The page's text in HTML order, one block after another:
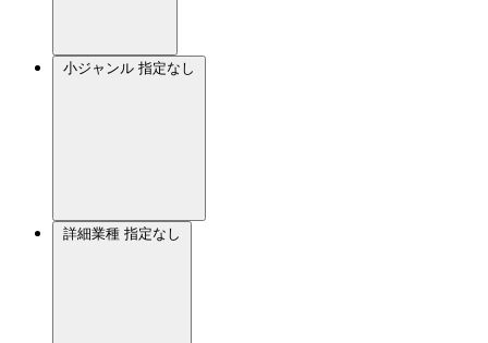
小ジャンル 指定なし
詳細業種 指定なし